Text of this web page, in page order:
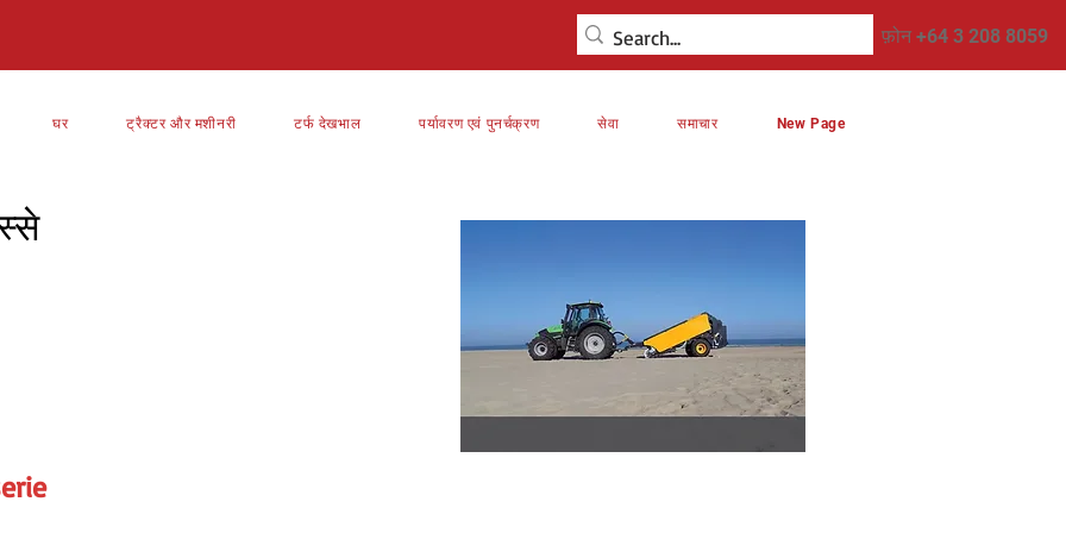
फ़ोन +64 3 208 8059
घर ट्रैक्टर और मशीनरी टर्फ देखभाल पर्यावरण एवं पुनर्चक्रण सेवा समाचार New Page